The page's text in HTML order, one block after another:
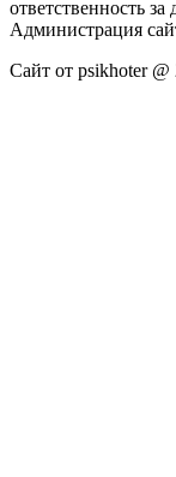
ответственность
Администрация
Сайт от psikhoter @